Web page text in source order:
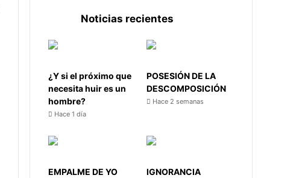
Noticias recientes
¿Y si el próximo que
necesita huir es un
hombre?
Hace 1 día
POSESIÓN DE LA
DESCOMPOSICIÓN
Hace 2 semanas
EMPALME DE YO
IGNORANCIA